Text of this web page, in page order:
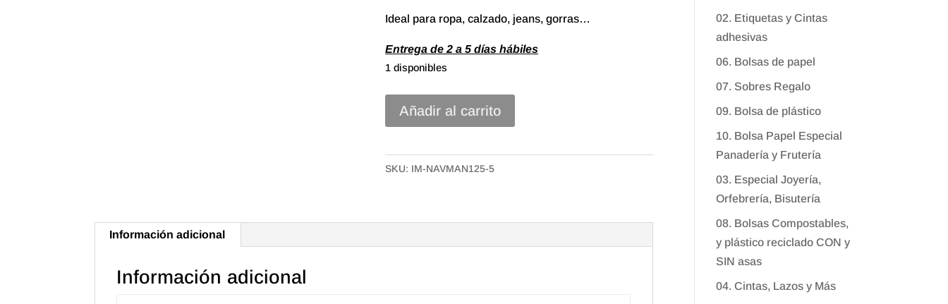
Ideal para ropa, calzado, jeans, gorras…
Entrega de 2 a 5 días hábiles
1 disponibles
CajaAñadir al carrito
SKU: IM-NAVMAN125-5
Información adicional
Información adicional
02. Etiquetas y Cintas
adhesivas
06. Bolsas de papel
07. Sobres Regalo
09. Bolsa de plástico
10. Bolsa Papel Especial
Panadería y Frutería
03. Especial Joyería,
Orfebrería, Bisutería
08. Bolsas Compostables,
y plástico reciclado CON y
SIN asas
04. Cintas, Lazos y Más